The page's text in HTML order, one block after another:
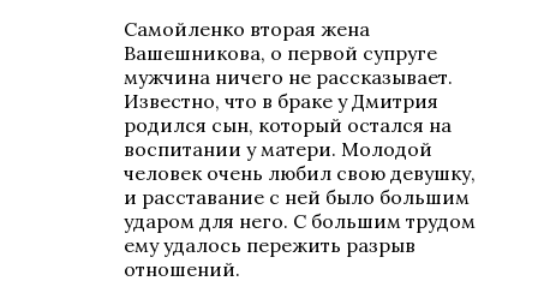
Самойленко вторая жена
Вашешникова, о первой супруге
мужчина ничего не рассказывает.
Известно, что в браке у Дмитрия
родился сын, который остался на
воспитании у матери. Молодой
человек очень любил свою девушку,
и расставание с ней было большим
ударом для него. С большим трудом
ему удалось пережить разрыв
отношений.